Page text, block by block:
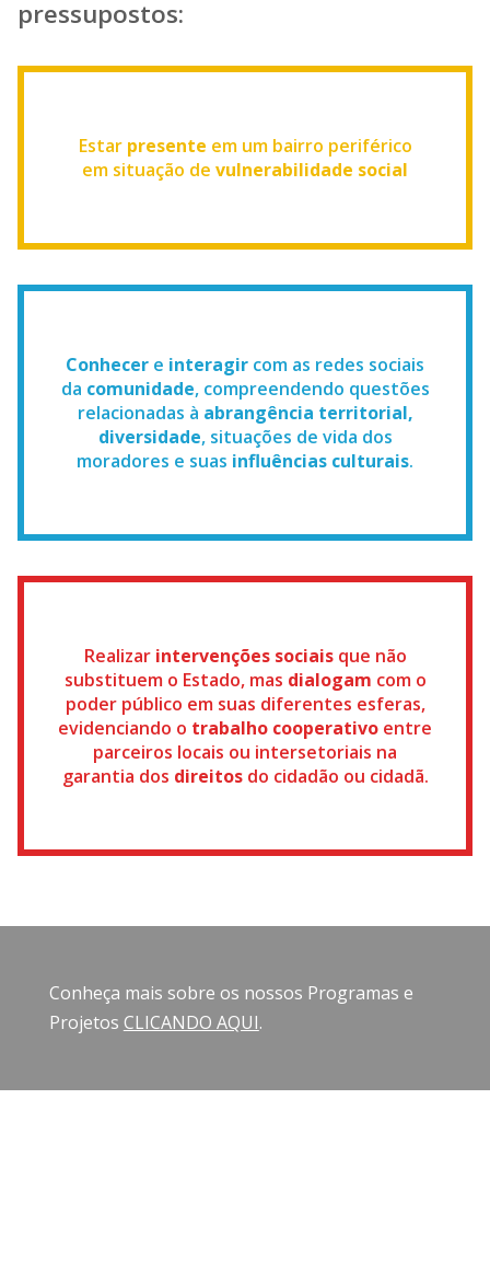
pressupostos:
Estar presente em um bairro periférico
em situação de vulnerabilidade social
Conhecer e interagir com as redes sociais
da comunidade, compreendendo questões
relacionadas à abrangência territorial,
diversidade, situações de vida dos
moradores e suas influências culturais.
Realizar intervenções sociaisque não
substituem o Estado, mas dialogam com o
poder público em suas diferentes esferas,
evidenciando o trabalho cooperativo entre
parceiros locais ou intersetoriais na
garantia dos direitosdo cidadão ou cidadã.
Conheça mais sobre os nossos Programas e
Projetos CLICANDO AQUI.